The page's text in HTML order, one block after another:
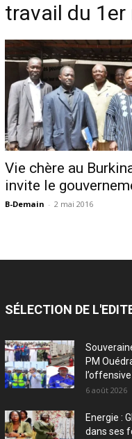
travail du
Vie chère au
invite le
B-Demain - 2 mai 2016
SÉLECTION DE
PM
l’offensive
6 août 2026
Energie :
dans ses